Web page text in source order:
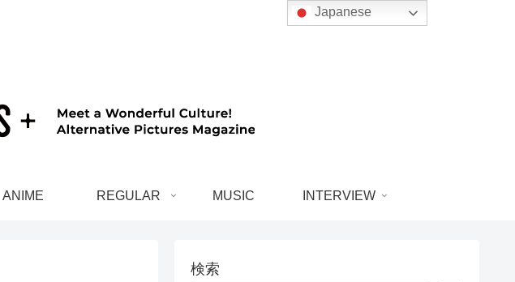
ANIME REGULAR MUSIC INTERVIEW
検索
Japanese